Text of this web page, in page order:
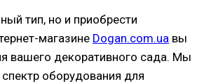
тип, но и приобрести
магазине Dogan.com.ua вы
вашего декоративного сада. Мы
оборудования для